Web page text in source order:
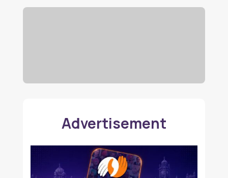
Advertisement